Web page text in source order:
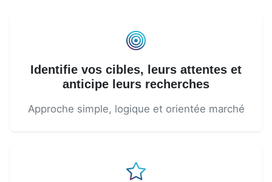
Identifie vos cibles, leurs attentes et
anticipe leurs recherches
Approche simple, logique et orientée marché